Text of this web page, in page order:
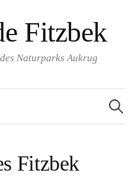
Fitzbek
Naturparks Aukrug
nach:
Fitzbek